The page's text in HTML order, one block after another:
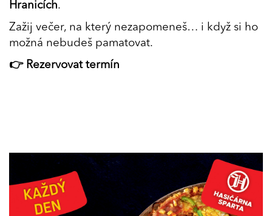
Hranicích.
Zažij večer, na který nezapomeneš… i když si ho
možná nebudeš pamatovat.
👉 Rezervovat termín